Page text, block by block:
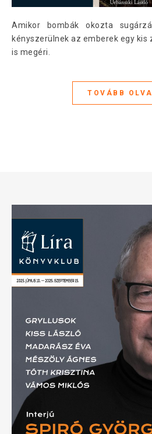
Amikor bombák okozta sugárzás miatt a bunkerekbe
kényszerülnek az emberek egy
is megéri.
TOVÁBB